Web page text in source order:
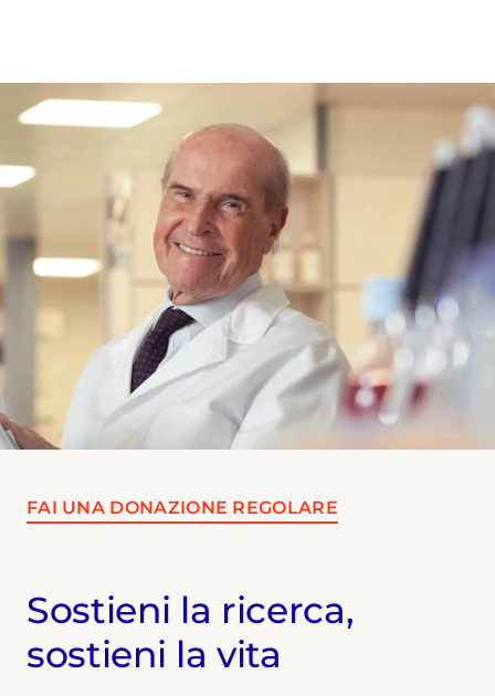
FAI UNA DONAZIONE REGOLARE
Sostieni la ricerca,
sostieni la vita